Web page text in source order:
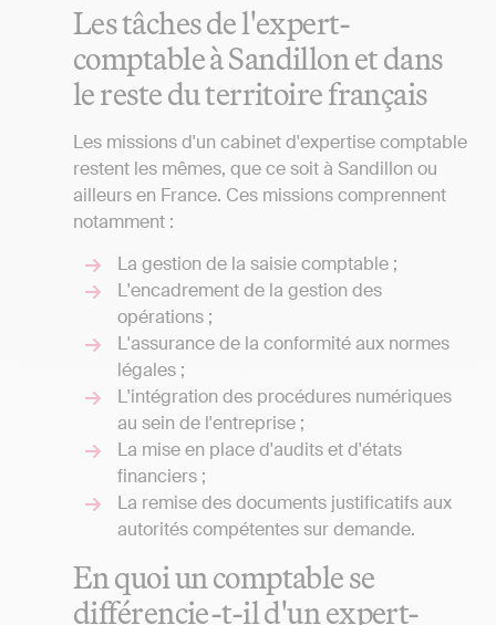
Les tâches de l'expert-
comptable à Sandillon et dans
le reste du territoire français
Les missions d'un cabinet d'expertise comptable
restent les mêmes, que ce soit à Sandillon ou
ailleurs en France. Ces missions comprennent
notamment :
La gestion de la saisie comptable ;
L'encadrement de la gestion des
opérations ;
L'assurance de la conformité aux normes
légales ;
L'intégration des procédures numériques
au sein de l'entreprise ;
La mise en place d'audits et d'états
financiers ;
La remise des documents justificatifs aux
autorités compétentes sur demande.
En quoi un comptable se
différencie-t-il d'un expert-